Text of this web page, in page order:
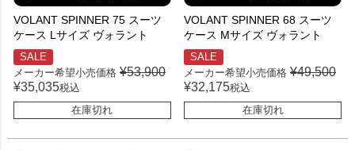
VOLANT SPINNER 75 スーツ
ケース Lサイズ ヴォラント
SALE
メーカー希望小売価格 ¥53,900
¥35,035税込
在庫切れ
VOLANT SPINNER 68 スーツ
ケース Mサイズ ヴォラント
SALE
メーカー希望小売価格 ¥49,500
¥32,175税込
在庫切れ